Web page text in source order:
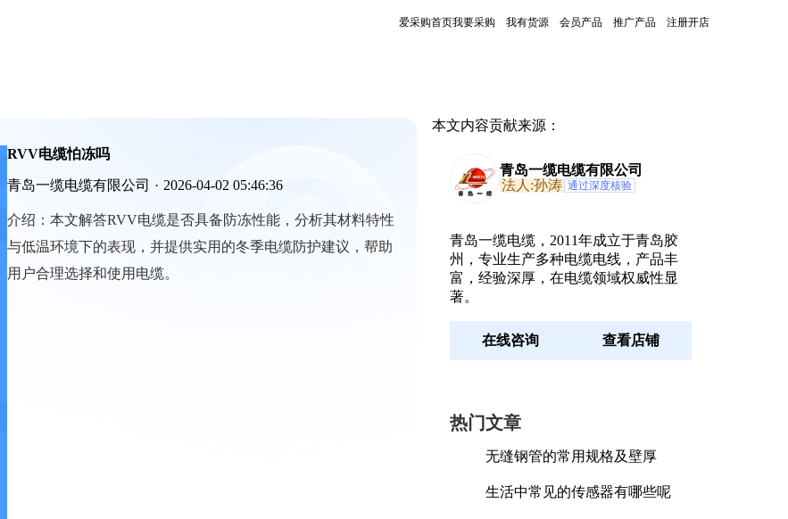
爱采购首页我要采购 我有货源 会员产品 推广产品 注册开店
RVV电缆怕冻吗
青岛一缆电缆有限公司 · 2026-04-02 05:46:36
介绍： 本文解答RVV电缆是否具备防冻性能，分析其材料特性
与低温环境下的表现，并提供实用的冬季电缆防护建议，帮助
用户合理选择和使用电缆。
本文内容贡献来源：
青岛一缆电缆有限公司
法人:孙涛 通过深度核验
青岛一缆电缆，2011年成立于青岛胶
州，专业生产多种电缆电线，产品丰
富，经验深厚，在电缆领域权威性显
著。
在线咨询 查看店铺
热门文章
无缝钢管的常用规格及壁厚
生活中常见的传感器有哪些呢